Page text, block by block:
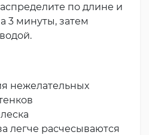
по длине и
3 минуты, затем
нежелательных
легче расчесываются